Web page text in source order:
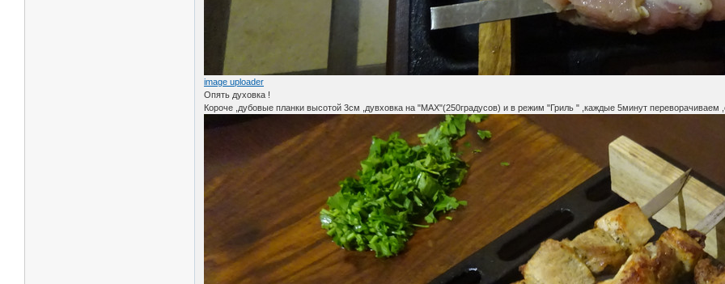
image uploader
Опять духовка !
Короче ,дубовые планки высотой 3см ,дувховка на "MAX"(250градусов) и в режим "Гриль " ,каждые 5минут переворачиваем